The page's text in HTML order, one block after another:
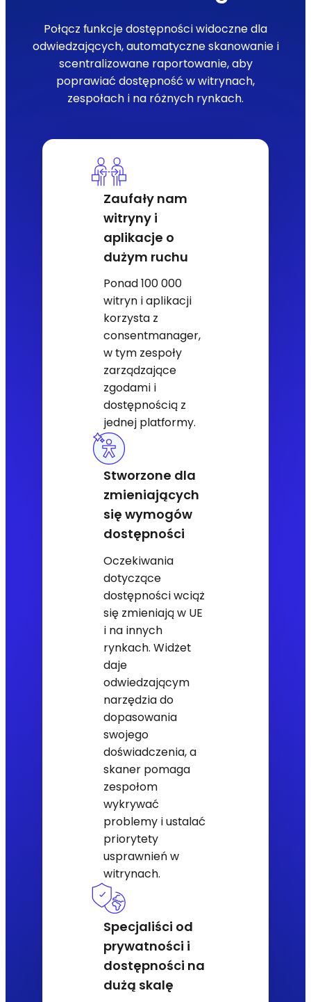
Połącz funkcje dostępności widoczne dla
odwiedzających, automatyczne skanowanie i
scentralizowane raportowanie, aby
poprawiać dostępność w witrynach,
zespołach i na różnych rynkach.
Zaufały nam
witryny i
aplikacje o
dużym ruchu
Ponad 100 000
witryn i aplikacji
korzysta z
consentmanager,
w tym zespoły
zarządzające
zgodami i
dostępnością z
jednej platformy.
Stworzone dla
zmieniających
się wymogów
dostępności
Oczekiwania
dotyczące
dostępności wciąż
się zmieniają w UE
i na innych
rynkach. Widżet
daje
odwiedzającym
narzędzia do
dopasowania
swojego
doświadczenia, a
skaner pomaga
zespołom
wykrywać
problemy i ustalać
priorytety
usprawnień w
witrynach.
Specjaliści od
prywatności i
dostępności na
dużą skalę